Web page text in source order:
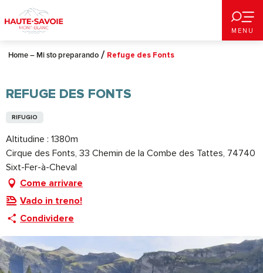
au
contenu
principal
MENU
Home – Mi sto preparando Refuge des Fonts
REFUGE DES FONTS
RIFUGIO
Altitudine : 1380m
Cirque des Fonts, 33 Chemin de la Combe des Tattes, 74740
Sixt-Fer-à-Cheval
Come arrivare
Vado in treno!
Condividere